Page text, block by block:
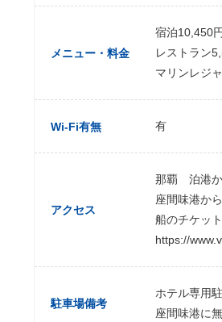
メニュー・料金
宿泊10,450
レストラン
マリンレジ
Wi-Fi有無 有
アクセス
那覇 泊港か
座間味港か
船のチケッ
https://
駐車場備考
ホテル専用
座間味港に